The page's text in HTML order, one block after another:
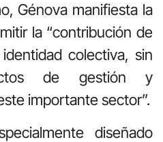
Génova manifiesta la
la “contribución de
colectiva, sin
de gestión y
importante sector”.
diseñado